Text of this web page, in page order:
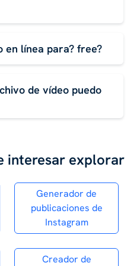
en línea para? free?
de vídeo puedo
interesar explorar
Generador de
publicaciones de
Instagram
Creador de